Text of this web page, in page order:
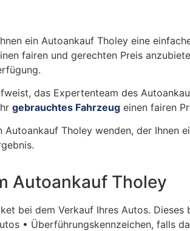
ein Autoankauf Tholey eine
fairen und gerechten Preis
das Expertenteam des
gebrauchtes Fahrzeug einen fairen
Tholey wenden, der Ihnen
Autoankauf Tholey
bei dem Verkauf Ihres Autos.
• Überführungskennzeichen, falls